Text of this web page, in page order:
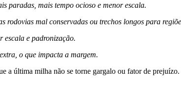
paradas, mais tempo ocioso e menor escala.
mal conservadas ou trechos longos para
escala e padronização.
o que impacta a margem.
a última milha não se torne gargalo ou fator de prejuízo.